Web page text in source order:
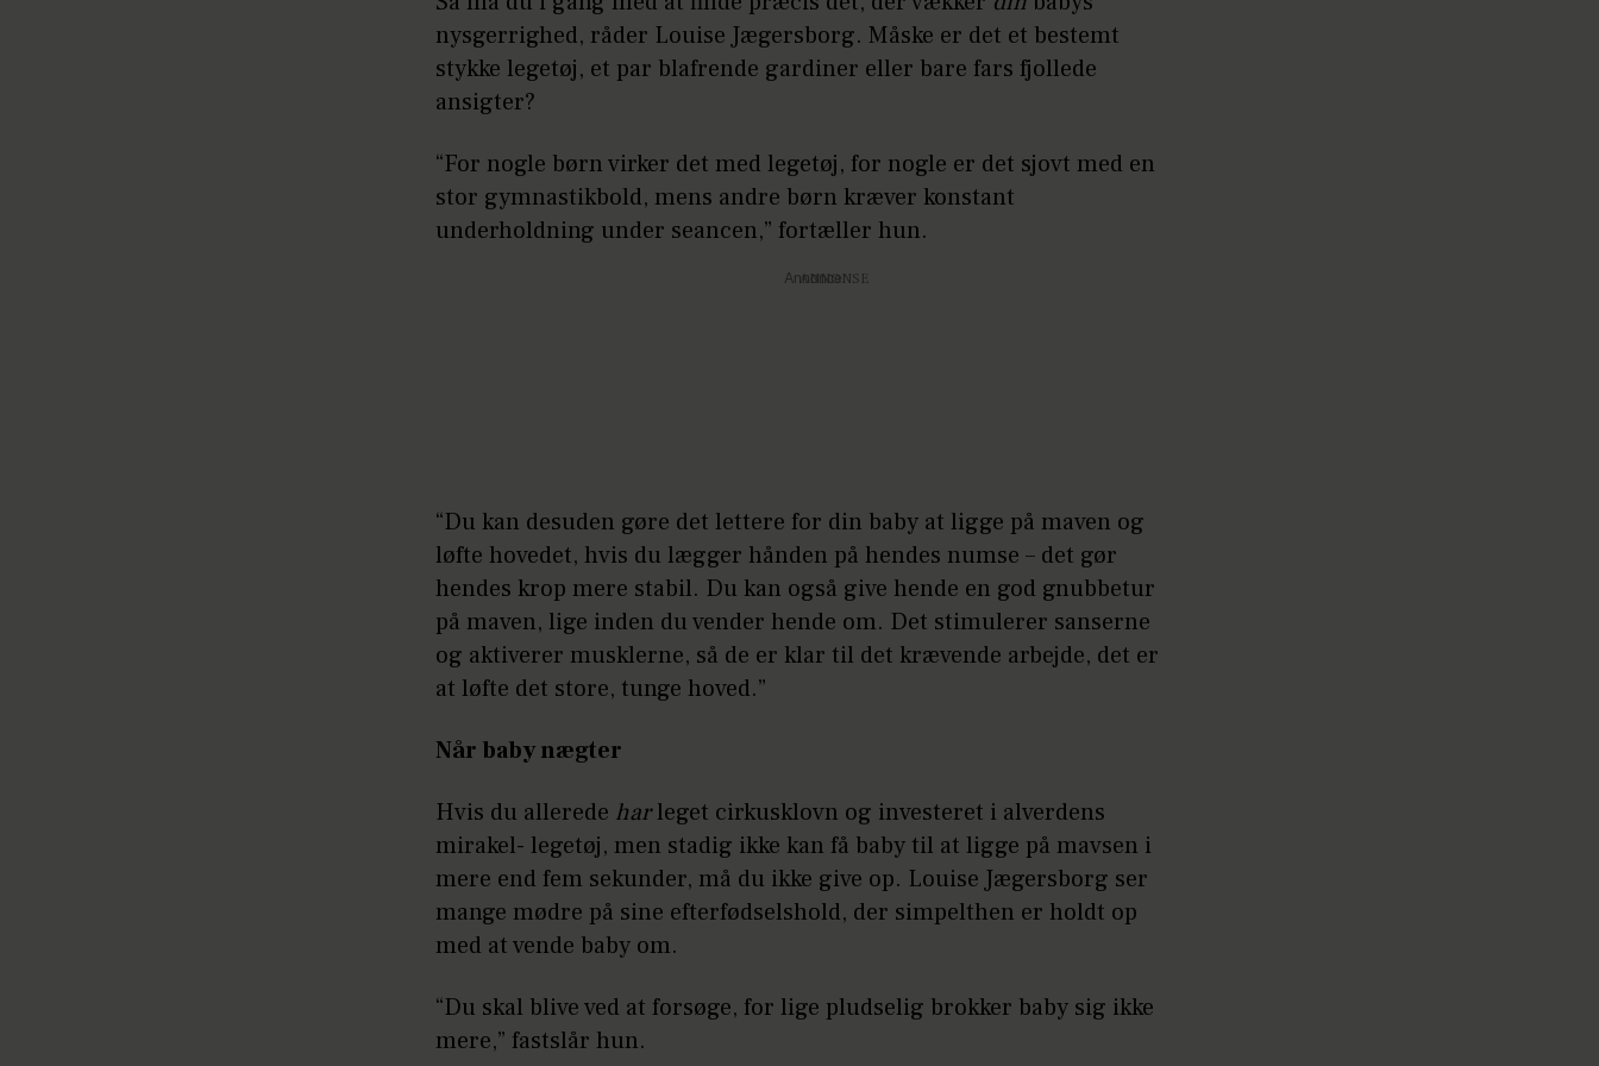
nysgerrighed, råder Louise Jægersborg. Måske er det et bestemt
stykke legetøj, et par blafrende gardiner eller bare fars fjollede
ansigter?
“For nogle børn virker det med legetøj, for nogle er det sjovt med en
stor gymnastikbold, mens andre børn kræver konstant
underholdning under seancen,” fortæller hun.
Annonce
“Du kan desuden gøre det lettere for din baby at ligge på maven og
løfte hovedet, hvis du lægger hånden på hendes numse – det gør
hendes krop mere stabil. Du kan også give hende en god gnubbetur
på maven, lige inden du vender hende om. Det stimulerer sanserne
og aktiverer musklerne, så de er klar til det krævende arbejde, det er
at løfte det store, tunge hoved.”
Når baby nægter
Hvis du allerede harleget cirkusklovn og investeret i alverdens
mirakel- legetøj, men stadig ikke kan få baby til at ligge på mavsen i
mere end fem sekunder, må du ikke give op. Louise Jægersborg ser
mange mødre på sine efterfødselshold, der simpelthen er holdt op
med at vende baby om.
“Du skal blive ved at forsøge, for lige pludselig brokker baby sig ikke
mere,” fastslår hun.